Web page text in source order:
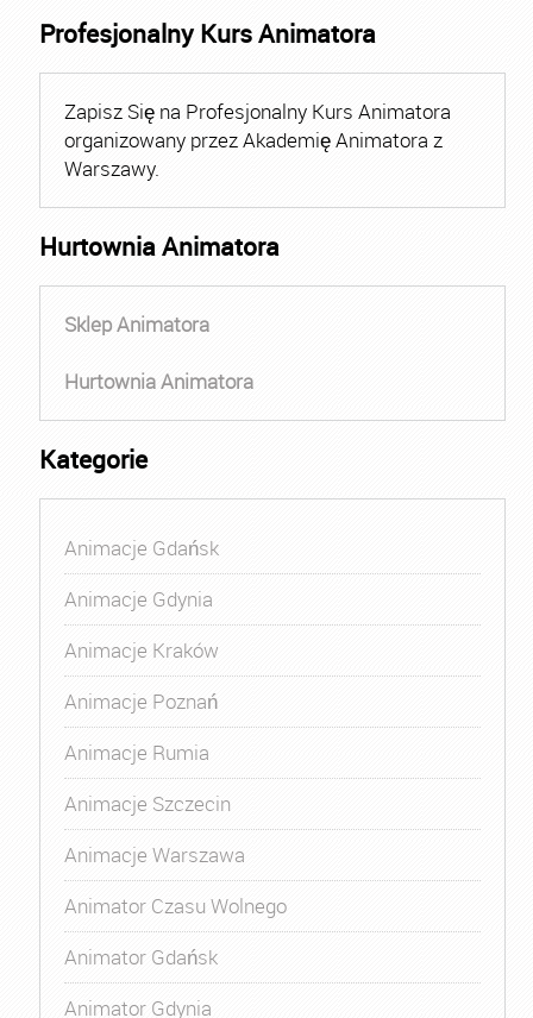
Profesjonalny Kurs Animatora
Zapisz Się na Profesjonalny Kurs Animatora
organizowany przez Akademię Animatora z
Warszawy.
Hurtownia Animatora
Sklep Animatora
Hurtownia Animatora
Kategorie
Animacje Gdańsk
Animacje Gdynia
Animacje Kraków
Animacje Poznań
Animacje Rumia
Animacje Szczecin
Animacje Warszawa
Animator Czasu Wolnego
Animator Gdańsk
Animator Gdynia